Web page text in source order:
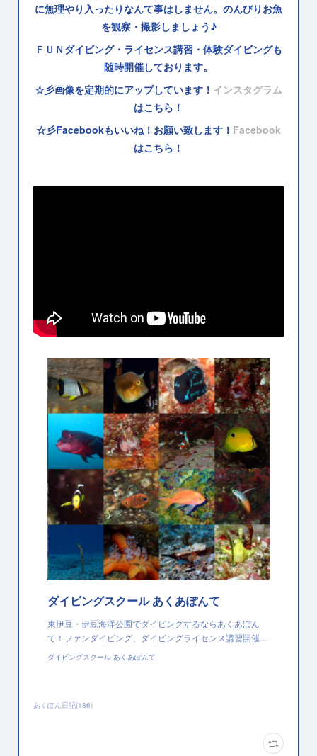
に無理やり入ったりなんて事はしません。のんびりお魚
を観察・撮影しましょう♪
ＦＵＮダイビング・ライセンス講習・体験ダイビングも
随時開催しております。
☆彡画像を定期的にアップしています！ インスタグラム
はこちら！
☆彡Facebookもいいね！お願い致します！ Facebook
はこちら！
ダイビングスクール あくあぽんて
東伊豆・伊豆海洋公園でダイビングするならあくあぽん
て！ファンダイビング、ダイビングライセンス講習開催…
ダイビングスクール あくあぽんて
あくぽん日記(186)